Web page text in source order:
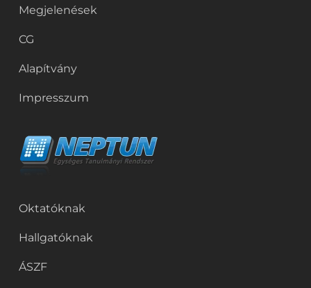
Megjelenések
CG
Alapítvány
Impresszum
Oktatóknak
Hallgatóknak
ÁSZF